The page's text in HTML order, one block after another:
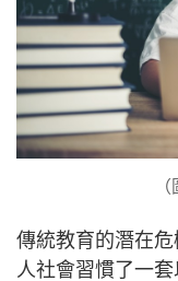
傳統教育的潛在
人社會習慣了一